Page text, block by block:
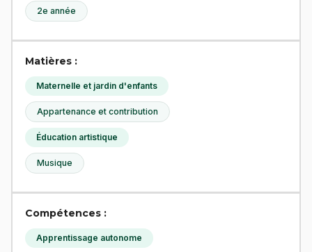
2e année
Matières :
Maternelle et jardin d'enfants
Appartenance et contribution
Éducation artistique
Musique
Compétences :
Apprentissage autonome